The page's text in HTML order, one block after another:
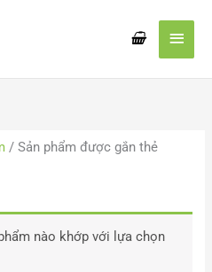
/ Sản phẩm được gắn thẻ
nào khớp với lựa chọn